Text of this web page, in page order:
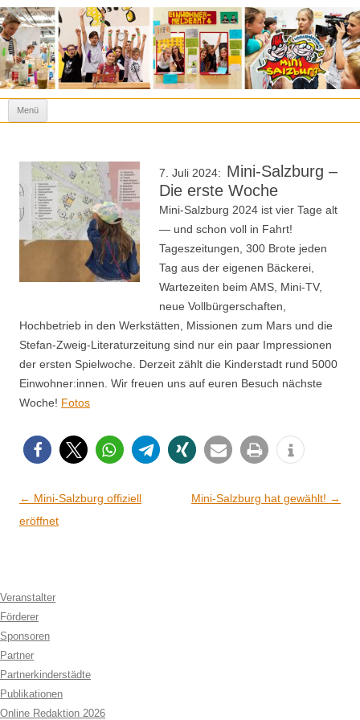
Kinderstadt Mini-Salzburg
Spielen heißt lernen!
Menü
7. Juli 2024: Mini-Salzburg –
Die erste Woche
Mini-Salzburg 2024 ist vier Tage alt
— und schon voll in Fahrt!
Tageszeitungen, 300 Brote jeden
Tag aus der eigenen Bäckerei,
Wartezeiten beim AMS, Mini-TV,
neue Vollbürgerschaften,
Hochbetrieb in den Werkstätten, Missionen zum Mars und die
Stefan-Zweig-Literaturzeitung sind nur ein paar Impressionen
der ersten Spielwoche. Derzeit zählt die Kinderstadt rund 5000
Einwohner:innen. Wir freuen uns auf euren Besuch nächste
Woche! Fotos
Artikel-Navigation
← Mini-Salzburg offiziell
eröffnet
Mini-Salzburg hat gewählt! →
Veranstalter
Förderer
Sponsoren
Partner
Partnerkinderstädte
Publikationen
Online Redaktion 2026